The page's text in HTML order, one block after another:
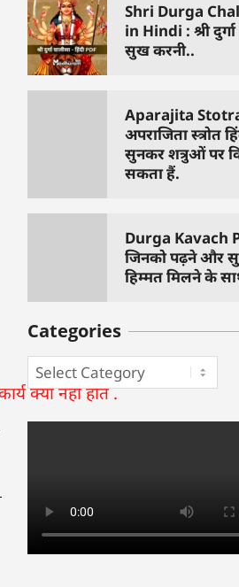
Shri Durga
in Hindi : श्री
सुख करनी..
Aparajita
अपराजिता स्त्रोत
सुनकर शत्रुओं पर
सकता हैं.
Durga Kavach
जिनको पढ़ने और
हिम्मत मिलने के
Categories